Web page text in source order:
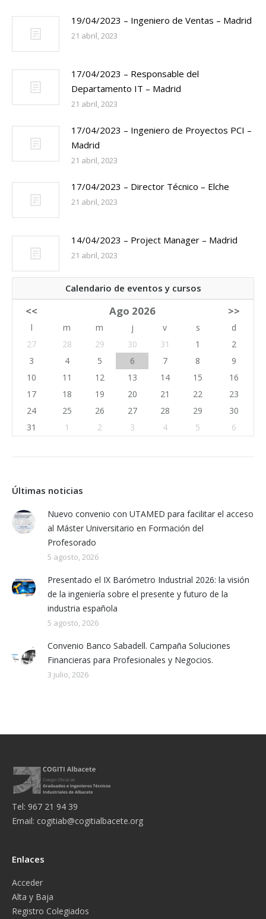
19/04/2023 – Ingeniero de Ventas – Madrid
21 abril, 2023
17/04/2023 – Responsable del
Departamento IT – Madrid
21 abril, 2023
17/04/2023 – Ingeniero de Proyectos PCI –
Madrid
21 abril, 2023
17/04/2023 – Director Técnico – Elche
21 abril, 2023
14/04/2023 – Project Manager – Madrid
21 abril, 2023
Calendario de eventos y cursos
<< Ago 2026 >>
l m m j v s
d
27
28 29 30 31 1
2
3
4 5 6 7 8
9
10
11 12 13 14 15
16
17
18 19 20 21 22
23
24
25 26 27 28 29
30
31
1 2 3 4 5 6
Últimas noticias
Nuevo convenio con UTAMED para facilitar el acceso
al Máster Universitario en Formación del
Profesorado
5 agosto, 2026
Presentado el IX Barómetro Industrial 2026: la visión
de la ingeniería sobre el presente y futuro de la
industria española
5 agosto, 2026
Convenio Banco Sabadell. Campaña Soluciones
Financieras para Profesionales y Negocios.
3 julio, 2026
Tel: 967 21 94 39
Email: cogitiab@cogitialbacete.org
Enlaces
Acceder
Alta y Baja
Registro Colegiados